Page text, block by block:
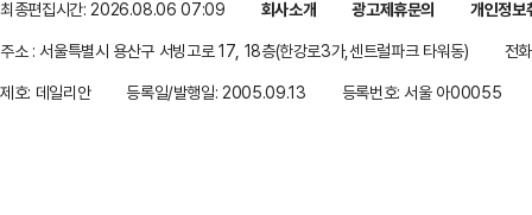
최종편집시간: 2026.08.06 07:09 회사소개 광고제휴문의
개인정보
주소 : 서울특별시 용산구 서빙고로 17, 18층(한강로3가,센트럴파크 타워동)
전
제호: 데일리안
등록일/발행일: 2005.09.13 등록번호: 서울 아00055